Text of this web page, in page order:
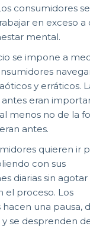
consumidores se
en exceso a
mental.
se impone a
y erráticos.
antes eran
menos no de la
antes.
quieren ir
con sus
diarias sin agotar
el proceso. Los
una pausa,
y se desprenden